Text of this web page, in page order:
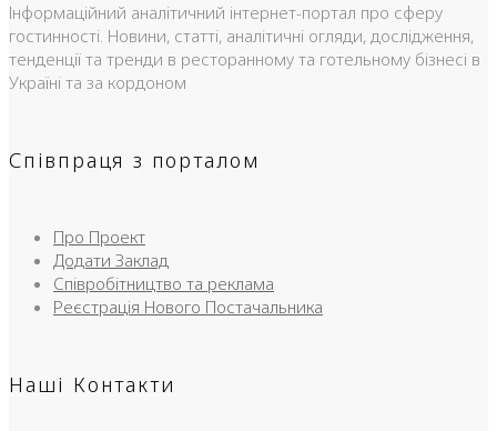
Інформаційний аналітичний інтернет-портал про сферу
гостинності. Новини, статті, аналітичні огляди, дослідження,
тенденції та тренди в ресторанному та готельному бізнесі в
Україні та за кордоном
Співпраця з порталом
Про Проект
Додати Заклад
Співробітництво та реклама
Реєстрація Нового Постачальника
Наші Контакти